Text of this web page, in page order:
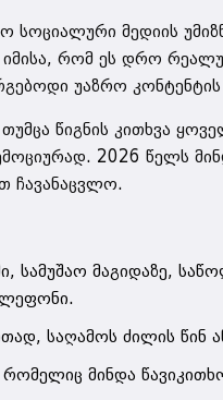
სოციალური მედიის
რომ ეს დრო
უაზრო კონტენტის
წიგნის კითხვა
2026 წელს
ჩავანაცვლო.
სამუშაო მაგიდაზე,
საღამოს ძილის წინ
მინდა